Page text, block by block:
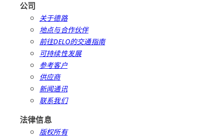
公司
关于德路
地点与合作伙伴
前往DELO的交通指南
可持续性发展
参考客户
供应商
新闻通讯
联系我们
法律信息
版权所有